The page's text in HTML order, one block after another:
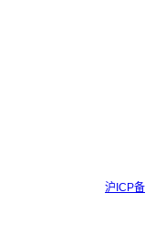
沪ICP备